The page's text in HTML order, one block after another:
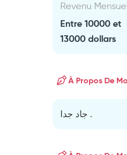
Revenu
Entre 10000 et
13000 dollars
À Propos De
جاد جدا .